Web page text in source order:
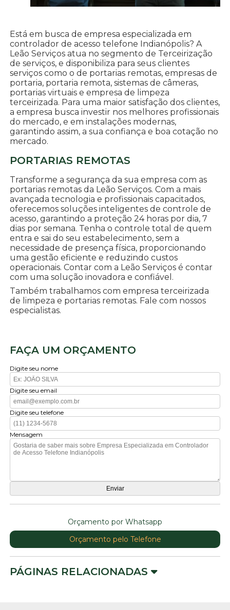
Está em busca de empresa especializada em
controlador de acesso telefone Indianópolis? A
Leão Serviços atua no segmento de Terceirização
de serviços, e disponibiliza para seus clientes
serviços como o de portarias remotas, empresas de
portaria, portaria remota, sistemas de câmeras,
portarias virtuais e empresa de limpeza
terceirizada. Para uma maior satisfação dos clientes,
a empresa busca investir nos melhores profissionais
do mercado, e em instalações modernas,
garantindo assim, a sua confiança e boa cotação no
mercado.
PORTARIAS REMOTAS
Transforme a segurança da sua empresa com as
portarias remotas da Leão Serviços. Com a mais
avançada tecnologia e profissionais capacitados,
oferecemos soluções inteligentes de controle de
acesso, garantindo a proteção 24 horas por dia, 7
dias por semana. Tenha o controle total de quem
entra e sai do seu estabelecimento, sem a
necessidade de presença física, proporcionando
uma gestão eficiente e reduzindo custos
operacionais. Contar com a Leão Serviços é contar
com uma solução inovadora e confiável.
Também trabalhamos com empresa terceirizada
de limpeza e portarias remotas. Fale com nossos
especialistas.
FAÇA UM ORÇAMENTO
Digite seu nome
Digite seu email
Digite seu telefone
Mensagem
Orçamento por Whatsapp
Orçamento pelo Telefone
PÁGINAS RELACIONADAS